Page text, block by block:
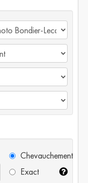
Chevauchement
Exact